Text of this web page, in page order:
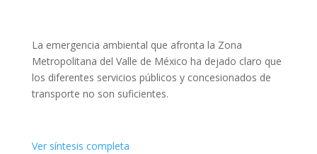
La emergencia ambiental que afronta la Zona
Metropolitana del Valle de México ha dejado claro que
los diferentes servicios públicos y concesionados de
transporte no son suficientes.
Ver síntesis completa